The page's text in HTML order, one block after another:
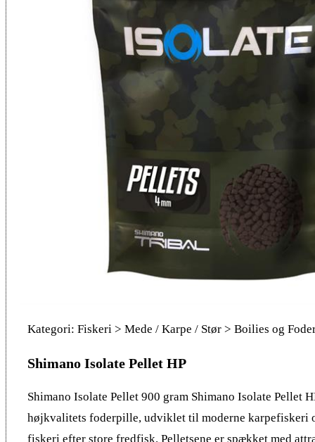
Kategori: Fiskeri > Mede / Karpe / Stør > Boilies og
Shimano Isolate Pellet HP
Shimano Isolate Pellet 900 gram Shimano Isolate Pellet
højkvalitets foderpille, udviklet til moderne karpefiskeri
fiskeri efter store fredfisk. Pelletsene er spækket med